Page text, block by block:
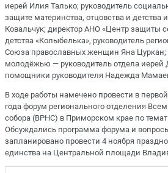
иерей Илия Талько; руководитель
защите материнства, отцовства и детства
Ковальчук; директор АНО «Центр защиты
детства «Колыбелька», руководитель
Союза православных женщин Яна Цуркан;
молодёжью — руководитель отдела иерей
помощники руководителя Надежда
В ходе работы намечено провести в
года форум регионального отделения
собора (ВРНС) в Приморском крае по
Обсуждались программа форума и
запланировано провести 4 ноября
единства на Центральной площади